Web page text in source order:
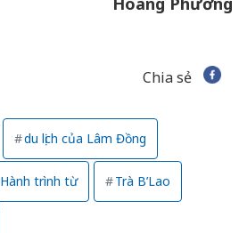
Chia sẻ
du lịch của Lâm Đồng
Hành trình từ Trà B’Lao